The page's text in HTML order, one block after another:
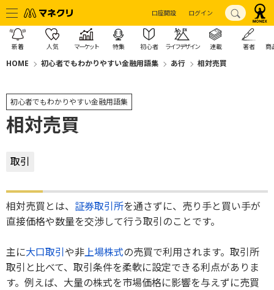
口座開設 ログイン
新着 人気 マーケット 特集 初心者 ライフデザイン 連載 著者 商
HOME 初心者でもわかりやすい金融用語集 あ行 相対売買
初心者でもわかりやすい金融用語集
相対売買
取引
相対売買とは、 証券取引所を通さずに、売り手と買い手が
直接価格や数量を交渉して行う取引のことです。
主に大口取引や非上場株式の売買で利用されます。取引所
取引と比べて、取引条件を柔軟に設定できる利点がありま
す。例えば、大量の株式を市場価格に影響を与えずに売買